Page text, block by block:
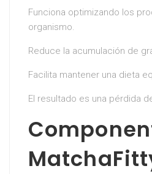
Funciona optimizando los
organismo.
Reduce la acumulación de
Facilita mantener una dieta
El resultado es una pérdida